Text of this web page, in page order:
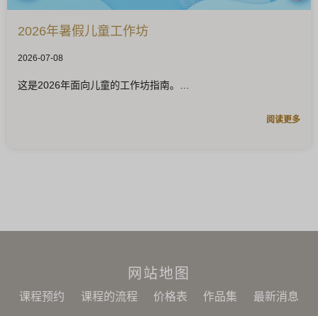
2026年暑假儿童工作坊
2026-07-08
这是2026年面向儿童的工作坊指南。
阅读更多
网站地图
课程预约 课程的流程 价格表 作品集 最新消息